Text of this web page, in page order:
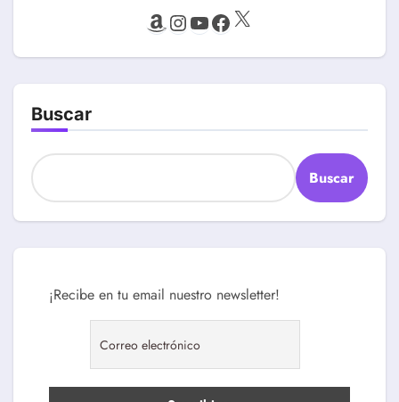
Amazon Instagram YouTube Facebook X
Buscar
Buscar
¡Recibe en tu email nuestro newsletter!